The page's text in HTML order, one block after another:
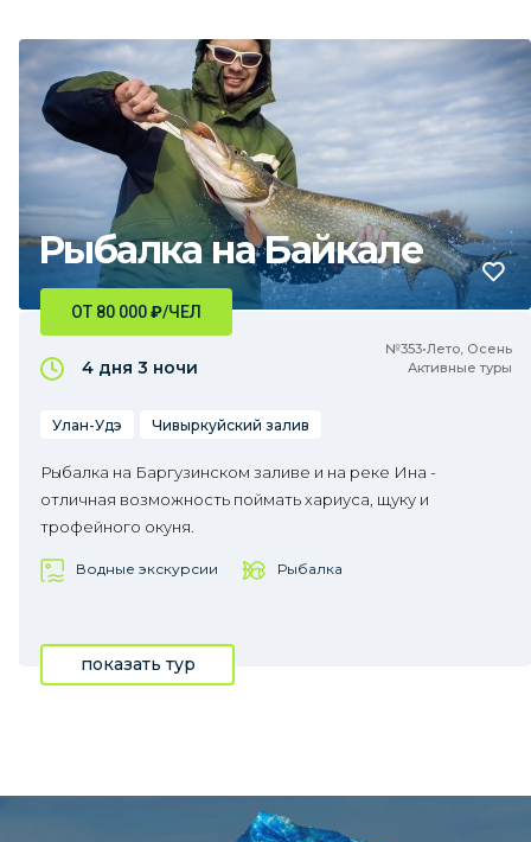
Рыбалка на Байкале
№353•Лето, Осень
Активные туры
ОТ 80 000₽/ЧЕЛ
4 дня 3 ночи
Улан-Удэ Чивыркуйский залив
Рыбалка на Баргузинском заливе и на реке Ина -
отличная возможность поймать хариуса, щуку и
трофейного окуня.
Водные экскурсии Рыбалка
показать тур